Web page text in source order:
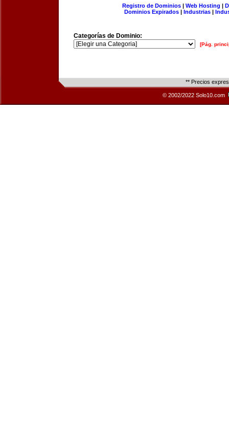
Registro de Dominios| Web Hosting |
Dominios Expirados | Industrias |
Categorías de Dominio:
[Pág.
** Precios
© 2002/2022 Solo10.com